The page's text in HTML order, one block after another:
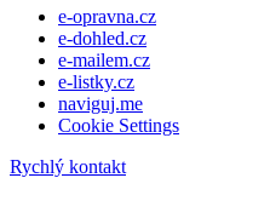
e-opravna.cz
e-dohled.cz
e-mailem.cz
e-listky.cz
naviguj.me
Cookie Settings
Rychlý kontakt